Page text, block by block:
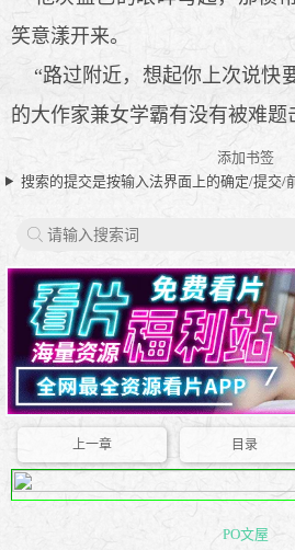
笑意漾开来。
“路过附近，想起你上次说快
的大作家兼女学霸有没有被难题
添加书签
搜索的提交是按输入法界面上的确定/提交/
上一章 目录
PO文屋